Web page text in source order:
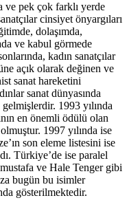
ve pek çok farklı yerde
cinsiyet önyargıları
dolaşımda,
ve kabul görmede
kadın sanatçılar
açık olarak değinen ve
sanat hareketini
sanat dünyasında
1993 yılında
en önemli ödülü olan
1997 yılında ise
son eleme listesini ise
Türkiye’de ise paralel
ve Hale Tenger gibi
bugün bu isimler
gösterilmektedir.